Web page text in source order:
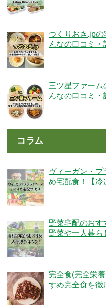
つくりおき.jpの
んなの口コミ・
三ツ星ファーム
んなの口コミ・
コラム
ヴィーガン・
め宅配食！【冷
野菜宅配のおす
野菜や一人暮ら
完全食(完全栄
すめ完全食を徹